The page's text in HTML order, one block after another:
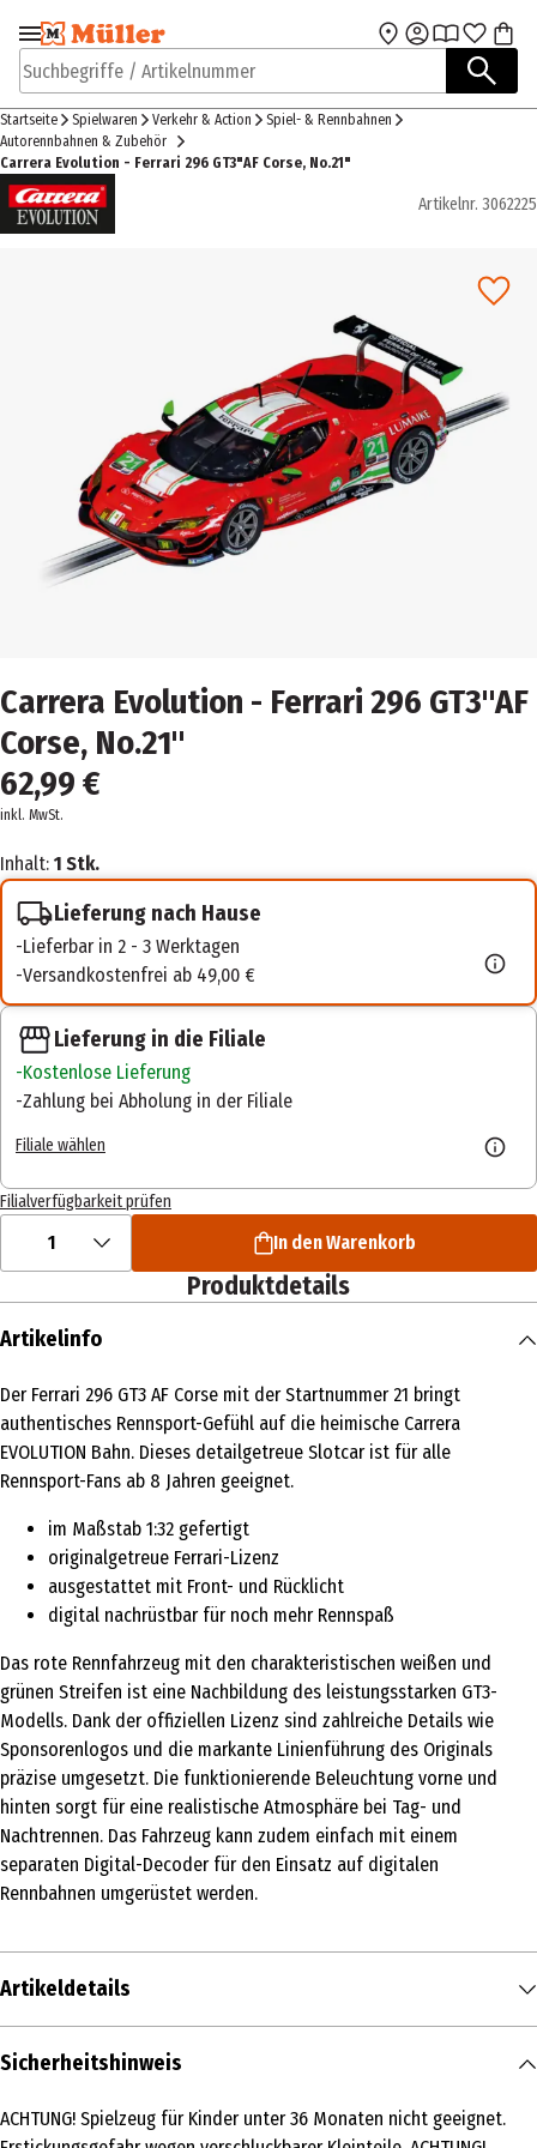
Zur Navigation
springen
Zum Hauptinhalt
Suchbegriffe / Artikelnummer
Startseite Spielwaren Verkehr & Action
Spiel- & Rennbahnen
Autorennbahnen & Zubehör
Carrera Evolution - Ferrari 296 GT3"AF Corse, No.21"
Artikelnr. 3062225
Carrera Evolution - Ferrari 296 GT3"AF
Corse, No.21"
62,99 €
inkl. MwSt.
Inhalt: 1 Stk.
Lieferung nach Hause
Lieferbar in 2 - 3 Werktagen
Versandkostenfrei ab 49,00 €
Lieferung in die Filiale
Kostenlose Lieferung
Zahlung bei Abholung in der Filiale
Filiale wählen
Filialverfügbarkeit prüfen
1 In den Warenkorb
Produktdetails
Artikelinfo
Der Ferrari 296 GT3 AF Corse mit der Startnummer 21 bringt
authentisches Rennsport-Gefühl auf die heimische Carrera
EVOLUTION Bahn. Dieses detailgetreue Slotcar ist für alle
Rennsport-Fans ab 8 Jahren geeignet.
im Maßstab 1:32 gefertigt
originalgetreue Ferrari-Lizenz
ausgestattet mit Front- und Rücklicht
digital nachrüstbar für noch mehr Rennspaß
Das rote Rennfahrzeug mit den charakteristischen weißen und
grünen Streifen ist eine Nachbildung des leistungsstarken GT3-
Modells. Dank der offiziellen Lizenz sind zahlreiche Details wie
Sponsorenlogos und die markante Linienführung des Originals
präzise umgesetzt. Die funktionierende Beleuchtung vorne und
hinten sorgt für eine realistische Atmosphäre bei Tag- und
Nachtrennen. Das Fahrzeug kann zudem einfach mit einem
separaten Digital-Decoder für den Einsatz auf digitalen
Rennbahnen umgerüstet werden.
Artikeldetails
Inhalt
Produkttyp
Sicherheitshinweis
ACHTUNG! Spielzeug für Kinder unter 36 Monaten nicht geeignet.